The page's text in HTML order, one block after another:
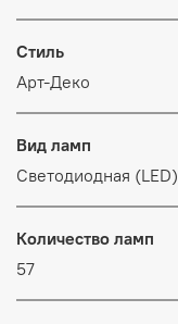
Стиль
Арт-Деко
Вид ламп
Светодиодная (LED)
Количество ламп
57